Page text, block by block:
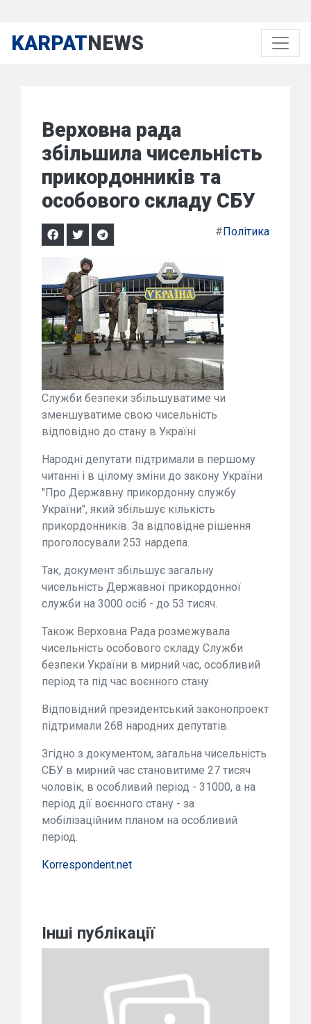
KARPATNEWS
Верховна рада
збільшила чисельність
прикордонників та
особового складу СБУ
#Політика
Служби безпеки збільшуватиме чи
зменшуватиме свою чисельність
відповідно до стану в Україні
Народні депутати підтримали в першому
читанні і в цілому зміни до закону України
"Про Державну прикордонну службу
України", який збільшує кількість
прикордонників. За відповідне рішення
проголосували 253 нардепа.
Так, документ збільшує загальну
чисельність Державної прикордонної
служби на 3000 осіб - до 53 тисяч.
Також Верховна Рада розмежувала
чисельність особового складу Служби
безпеки України в мирний час, особливий
період та під час воєнного стану.
Відповідний президентський законопроект
підтримали 268 народних депутатів.
Згідно з документом, загальна чисельність
СБУ в мирний час становитиме 27 тисяч
чоловік, в особливий період - 31000, а на
період дії воєнного стану - за
мобілізаційним планом на особливий
період.
Кorrespondent.net
Інші публікації